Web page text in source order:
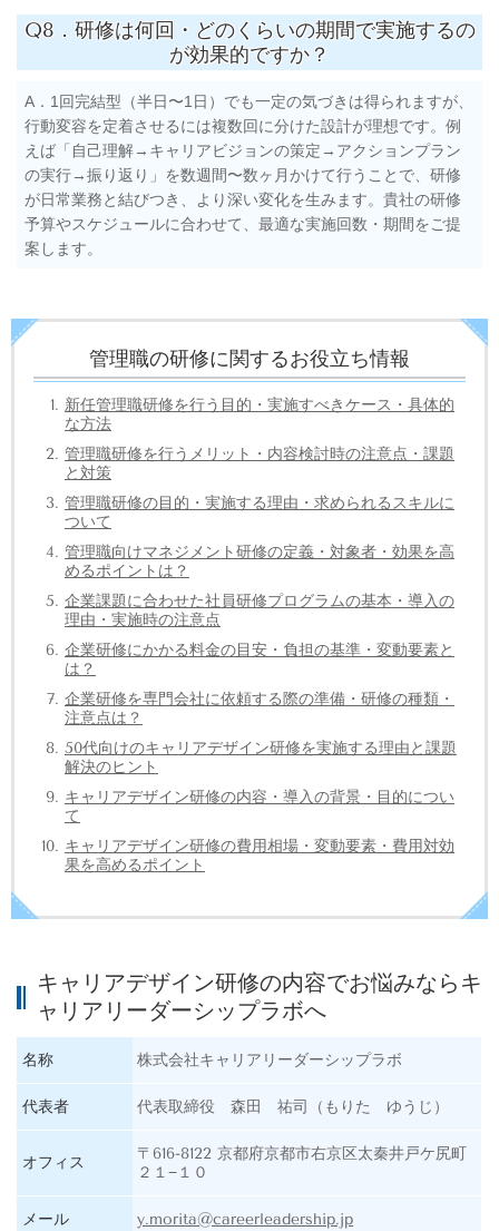
Q8．研修は何回・どのくらいの期間で実施するの
が効果的ですか？
A．1回完結型（半日〜1日）でも一定の気づきは得られますが、
行動変容を定着させるには複数回に分けた設計が理想です。例
えば「自己理解→キャリアビジョンの策定→アクションプラン
の実行→振り返り」を数週間〜数ヶ月かけて行うことで、研修
が日常業務と結びつき、より深い変化を生みます。貴社の研修
予算やスケジュールに合わせて、最適な実施回数・期間をご提
案します。
管理職の研修に関するお役立ち情報
新任管理職研修を行う目的・実施すべきケース・具体的
な方法
管理職研修を行うメリット・内容検討時の注意点・課題
と対策
管理職研修の目的・実施する理由・求められるスキルに
ついて
管理職向けマネジメント研修の定義・対象者・効果を高
めるポイントは？
企業課題に合わせた社員研修プログラムの基本・導入の
理由・実施時の注意点
企業研修にかかる料金の目安・負担の基準・変動要素と
は？
企業研修を専門会社に依頼する際の準備・研修の種類・
注意点は？
50代向けのキャリアデザイン研修を実施する理由と課題
解決のヒント
キャリアデザイン研修の内容・導入の背景・目的につい
て
キャリアデザイン研修の費用相場・変動要素・費用対効
果を高めるポイント
キャリアデザイン研修の内容でお悩みならキ
ャリアリーダーシップラボへ
名称 株式会社キャリアリーダーシップラボ
代表者 代表取締役 森田 祐司（もりた ゆうじ）
オフィス
〒616-8122 京都府京都市右京区太秦井戸ケ尻町
２１−１０
メール y.morita@careerleadership.jp